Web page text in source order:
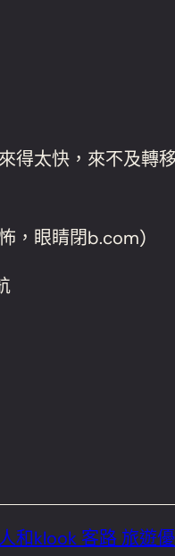
得太快，來不及轉
，眼睛閉b.com)
和klook 客路 旅遊